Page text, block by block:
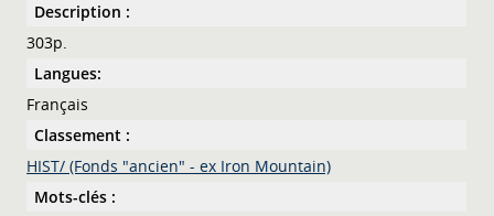
Description :
303p.
Langues:
Français
Classement :
HIST/ (Fonds "ancien" - ex Iron Mountain)
Mots-clés :